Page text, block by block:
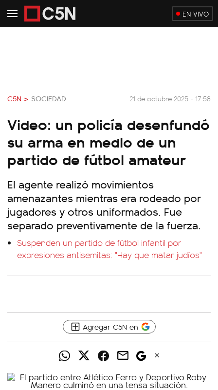
EN VIVO
C5N > SOCIEDAD 21 de octubre 2025 - 17:58
Video: un policía desenfundó
su arma en medio de un
partido de fútbol amateur
El agente realizó movimientos
amenazantes mientras era rodeado por
jugadores y otros uniformados. Fue
separado preventivamente de la fuerza.
Suspenden un partido de fútbol infantil por
expresiones antisemitas: "Hay que matar judíos"
Agregar C5N en